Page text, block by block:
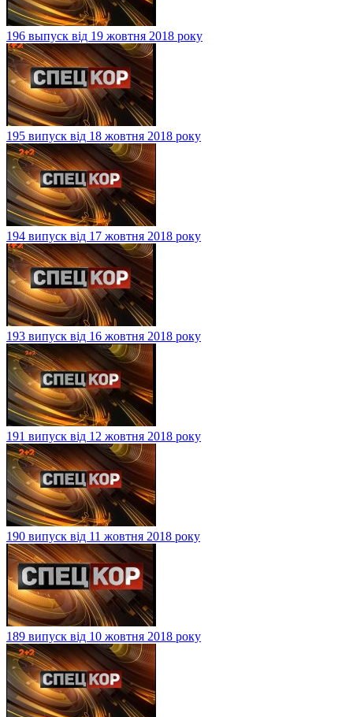
196 выпуск від 19 жовтня 2018 року
195 випуск від 18 жовтня 2018 року
194 випуск від 17 жовтня 2018 року
193 випуск від 16 жовтня 2018 року
191 випуск від 12 жовтня 2018 року
190 випуск від 11 жовтня 2018 року
189 випуск від 10 жовтня 2018 року